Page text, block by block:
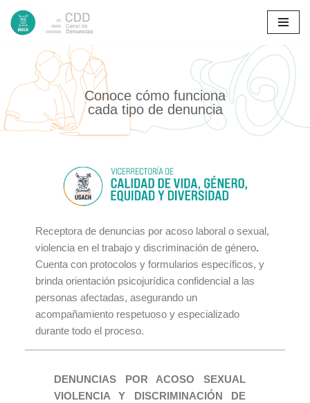
Saltar
contenido
Conoce cómo funciona
cada tipo de denuncia
Receptora de denuncias por acoso laboral o sexual,
violencia en el trabajo y discriminación de género.
Cuenta con protocolos y formularios específicos, y
brinda orientación psicojurídica confidencial a las
personas afectadas, asegurando un
acompañamiento respetuoso y especializado
durante todo el proceso.
DENUNCIAS POR ACOSO SEXUAL
VIOLENCIA Y DISCRIMINACIÓN DE